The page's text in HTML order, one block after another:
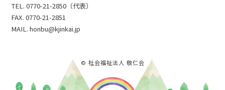
TEL. 0770-21-2850（代表）
FAX. 0770-21-2851
MAIL. honbu@kjinkai.jp
© 社会福祉法人 敬仁会